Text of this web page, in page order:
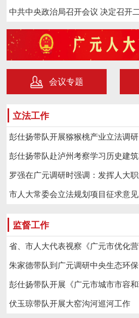
会议专题
立法工作
彭仕扬带队开展猕猴桃产业立法调研
监督工作
伏玉琼带队开展大窑沟河巡河工作